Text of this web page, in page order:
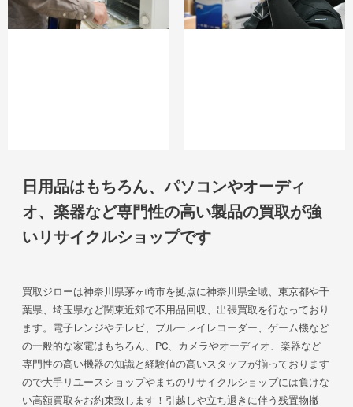
日用品はもちろん、パソコンやオーディ
オ、楽器など専門性の高い製品の買取が強
いリサイクルショップです
買取ジローは神奈川県茅ヶ崎市を拠点に神奈川県全域、東京都や千
葉県、埼玉県など関東近郊で不用品回収、出張買取を行なっており
ます。電子レンジやテレビ、ブルーレイレコーダー、ゲーム機など
の一般的な家電はもちろん、PC、カメラやオーディオ、楽器など
専門性の高い機器の知識と経験値の高いスタッフが揃っております
ので大手リユースショップやまちのリサイクルショップには負けな
い高額買取をお約束致します！引越しや立ち退きに伴う残置物撤